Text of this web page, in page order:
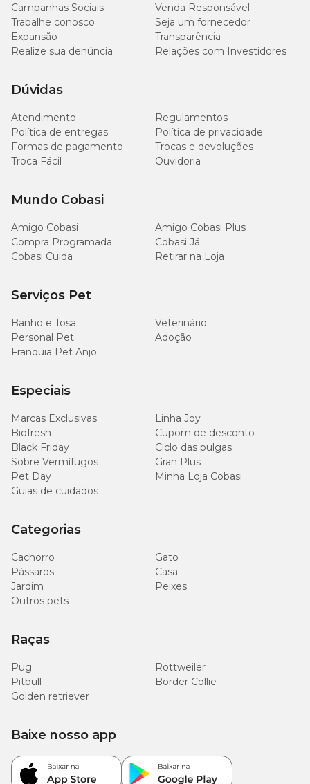
Campanhas Sociais
Venda Responsável
Trabalhe conosco
Seja um fornecedor
Expansão
Transparência
Realize sua denúncia
Relações com Investidores
Dúvidas
Atendimento
Regulamentos
Política de entregas
Política de privacidade
Formas de pagamento
Trocas e devoluções
Troca Fácil
Ouvidoria
Mundo Cobasi
Amigo Cobasi
Amigo Cobasi Plus
Compra Programada
Cobasi Já
Cobasi Cuida
Retirar na Loja
Serviços Pet
Banho e Tosa
Veterinário
Personal Pet
Adoção
Franquia Pet Anjo
Especiais
Marcas Exclusivas
Linha Joy
Biofresh
Cupom de desconto
Black Friday
Ciclo das pulgas
Sobre Vermífugos
Gran Plus
Pet Day
Minha Loja Cobasi
Guias de cuidados
Categorias
Cachorro
Gato
Pássaros
Casa
Jardim
Peixes
Outros pets
Raças
Pug
Rottweiler
Pitbull
Border Collie
Golden retriever
Baixe nosso app